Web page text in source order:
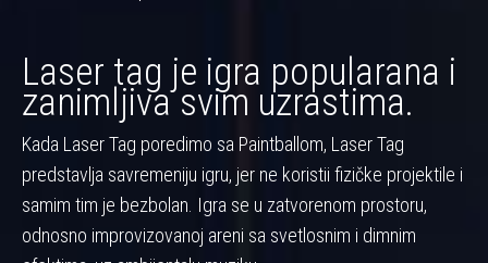
Laser tag je igra popularana i
zanimljiva svim uzrastima.
Kada Laser Tag poredimo sa Paintballom, Laser Tag
predstavlja savremeniju igru, jer ne koristii fizičke projektile i
samim tim je bezbolan. Igra se u zatvorenom prostoru,
odnosno improvizovanoj areni sa svetlosnim i dimnim